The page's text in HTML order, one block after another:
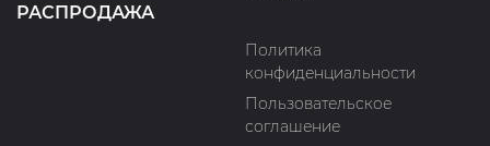
РАСПРОДАЖА
Политика
конфиденциальности
Пользовательское
соглашение